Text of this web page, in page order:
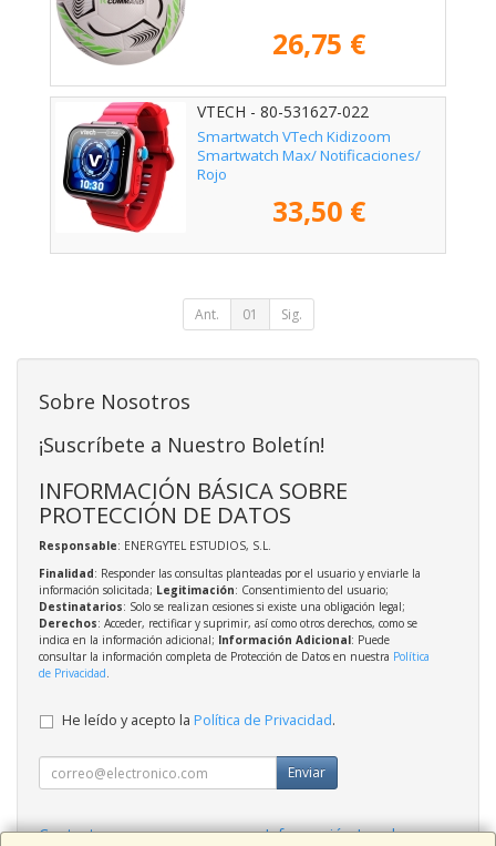
26,75 €
VTECH - 80-531627-022
Smartwatch VTech Kidizoom
Smartwatch Max/ Notificaciones/
Rojo
33,50 €
Ant. 01 Sig.
Sobre Nosotros
¡Suscríbete a Nuestro Boletín!
INFORMACIÓN BÁSICA SOBRE
PROTECCIÓN DE DATOS
Responsable: ENERGYTEL ESTUDIOS, S.L.
Finalidad: Responder las consultas planteadas por el usuario y enviarle la
información solicitada; Legitimación: Consentimiento del usuario;
Destinatarios: Solo se realizan cesiones si existe una obligación legal;
Derechos: Acceder, rectificar y suprimir, así como otros derechos, como se
indica en la información adicional; Información Adicional: Puede
consultar la información completa de Protección de Datos en nuestra Política
de Privacidad.
He leído y acepto la Política de Privacidad.
Enviar
Contacto Información Legal